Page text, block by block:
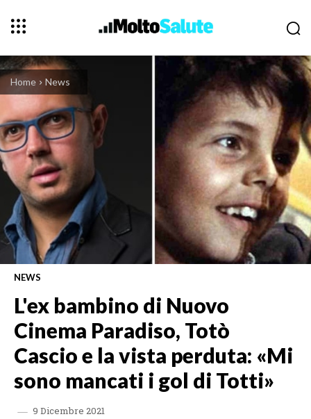
Home News
NEWS
L'ex bambino di Nuovo
Cinema Paradiso, Totò
Cascio e la vista perduta: «Mi
sono mancati i gol di Totti»
9 Dicembre 2021